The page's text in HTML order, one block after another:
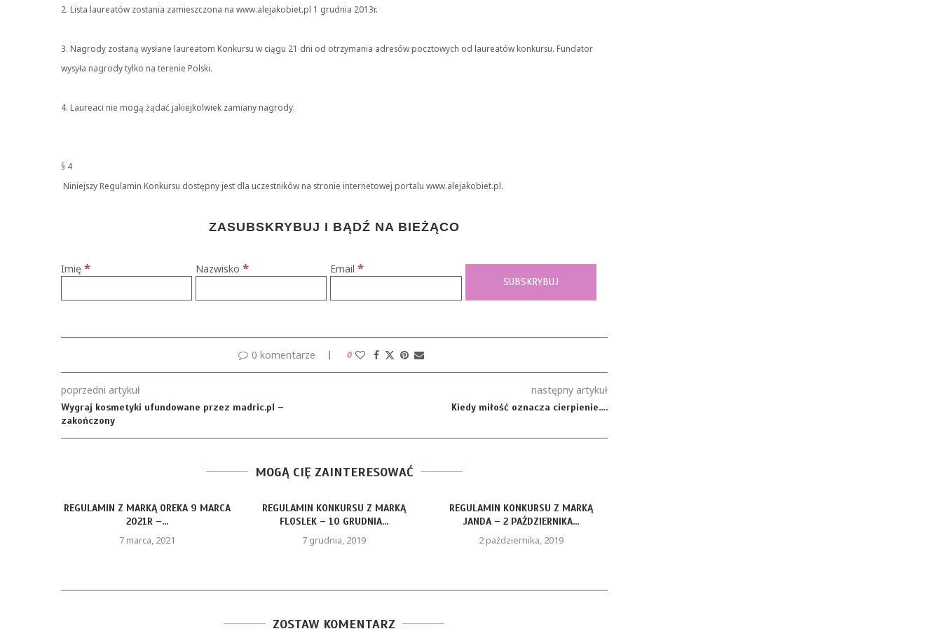
2. Lista laureatów zostania zamieszczona na www.alejakobiet.pl 1 grudnia 2013r.
3. Nagrody zostaną wysłane laureatom Konkursu w ciągu 21 dni od otrzymania adresów pocztowych od laureatów konkursu. Fundator
wysyła nagrody tylko na terenie Polski.
4. Laureaci nie mogą żądać jakiejkolwiek zamiany nagrody.
§ 4
Niniejszy Regulamin Konkursu dostępny jest dla uczestników na stronie internetowej portalu www.alejakobiet.pl.
ZASUBSKRYBUJ I BĄDŹ NA BIEŻĄCO
Imię * Nazwisko* Email*
0 komentarze 0
poprzedni artykuł
Wygraj kosmetyki ufundowane przez madric.pl –
zakończony
następny artykuł
Kiedy miłość oznacza cierpienie….
MOGĄ CIĘ ZAINTERESOWAĆ
REGULAMIN Z MARKĄ OREKA 9 MARCA
2021R –...
7 marca, 2021
REGULAMIN KONKURSU Z MARKĄ
FLOSLEK – 10 GRUDNIA...
7 grudnia, 2019
REGULAMIN KONKURSU Z MARKĄ
JANDA – 2 PAŹDZIERNIKA...
2 października, 2019
ZOSTAW KOMENTARZ